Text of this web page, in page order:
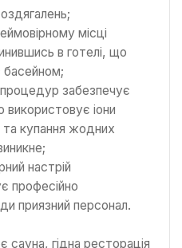
місці
в готелі, що
басейном;
процедур забезпечує
використовує іони
та купання жодних
настрій
професійно
приязний персонал.
гідна ресторація